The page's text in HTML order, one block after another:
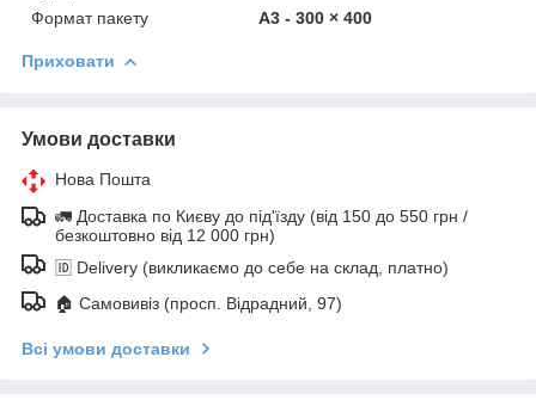
Формат пакету
А3 - 300 × 400
Приховати
Умови доставки
Нова Пошта
🚛 Доставка по Києву до під'їзду (від 150 до 550 грн /
безкоштовно від 12 000 грн)
🆔 Delivery (викликаємо до себе на склад, платно)
🏠 Самовивіз (просп. Відрадний, 97)
Всі умови доставки